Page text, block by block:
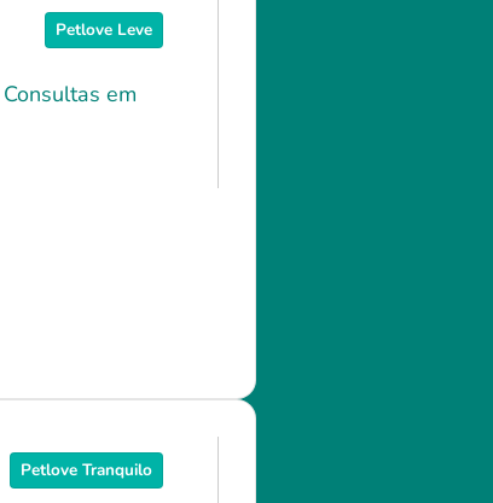
Petlove Leve
em
Petlove Tranquilo